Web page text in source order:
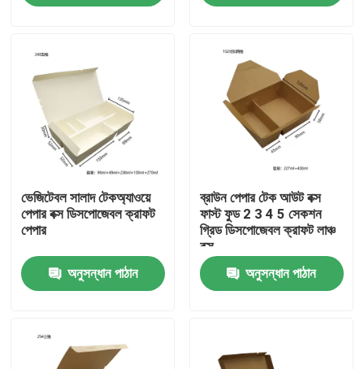
বাড়ি
পণ্য
ভিআর শো
আমাদের সম্পর্কে
কারখানা ভ্রমণ
ভেজিটেবল সালাদ টেকঅ্যাওয়ে
পেপার বক্স ডিসপোজেবল ক্রাফট
পেপার
অনুসন্ধান পাঠান
ব্রাউন পেপার টেক আউট বক্স
ফাস্ট ফুড 2 3 4 5 সেকশন
গ্রিড ডিসপোজেবল ক্রাফট লাঞ্চ
বক্স
অনুসন্ধান পাঠান